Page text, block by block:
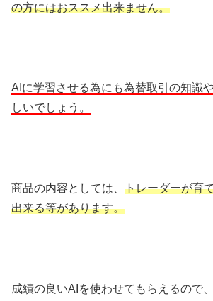
の方にはおススメ出来ません。
AIに学習させる為にも為替取引の知識
しいでしょう。
商品の内容としては、 トレーダーが育
出来る等があります。
成績の良いAIを使わせてもらえるので